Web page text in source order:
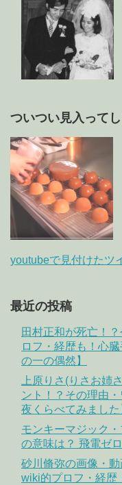
ついつい見入って
youtubeで見付けたツ
最近の投稿
田村正和が死亡！
ロフ・経歴も！心
の一の偶然】
上原りさ(りさお姉
ント！？その理由
夜くらべてみました
モンキーマジック
の意味は？ 飛電ゼ
砂川脩弥の画像・
wiki的プロフ・経歴